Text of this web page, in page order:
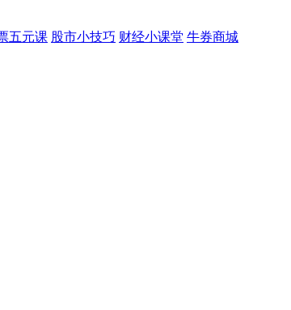
五元课 股市小技巧 财经小课堂 牛券商城